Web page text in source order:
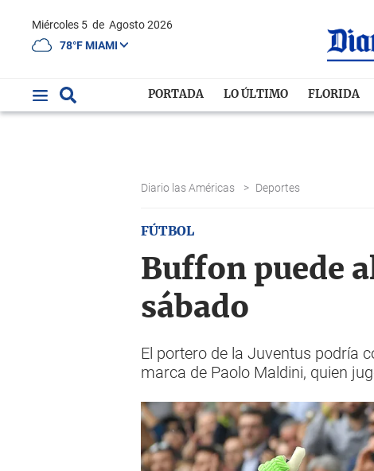
Miércoles 5 de Agosto 2026
78°F MIAMI
PORTADA LO ÚLTIMO FLORIDA
Diario las Américas > Deportes
FÚTBOL
Buffon puede
sábado
El portero de la Juventus podría
marca de Paolo Maldini, quien